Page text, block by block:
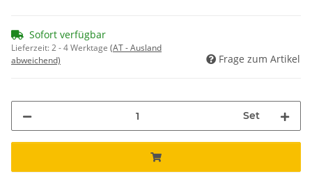
Sofort verfügbar
Lieferzeit:2 - 4 Werktage (AT - Ausland
abweichend)
Frage zum Artikel
Set